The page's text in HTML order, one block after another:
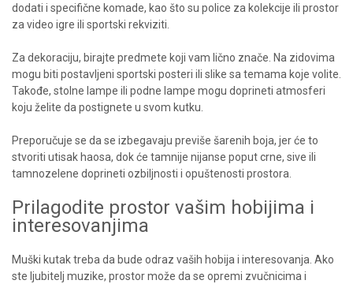
dodati i specifične komade, kao što su police za kolekcije ili prostor
za video igre ili sportski rekviziti.
Za dekoraciju, birajte predmete koji vam lično znače. Na zidovima
mogu biti postavljeni sportski posteri ili slike sa temama koje volite.
Takođe, stolne lampe ili podne lampe mogu doprineti atmosferi
koju želite da postignete u svom kutku.
Preporučuje se da se izbegavaju previše šarenih boja, jer će to
stvoriti utisak haosa, dok će tamnije nijanse poput crne, sive ili
tamnozelene doprineti ozbiljnosti i opuštenosti prostora.
Prilagodite prostor vašim hobijima i
interesovanjima
Muški kutak treba da bude odraz vaših hobija i interesovanja. Ako
ste ljubitelj muzike, prostor može da se opremi zvučnicima i